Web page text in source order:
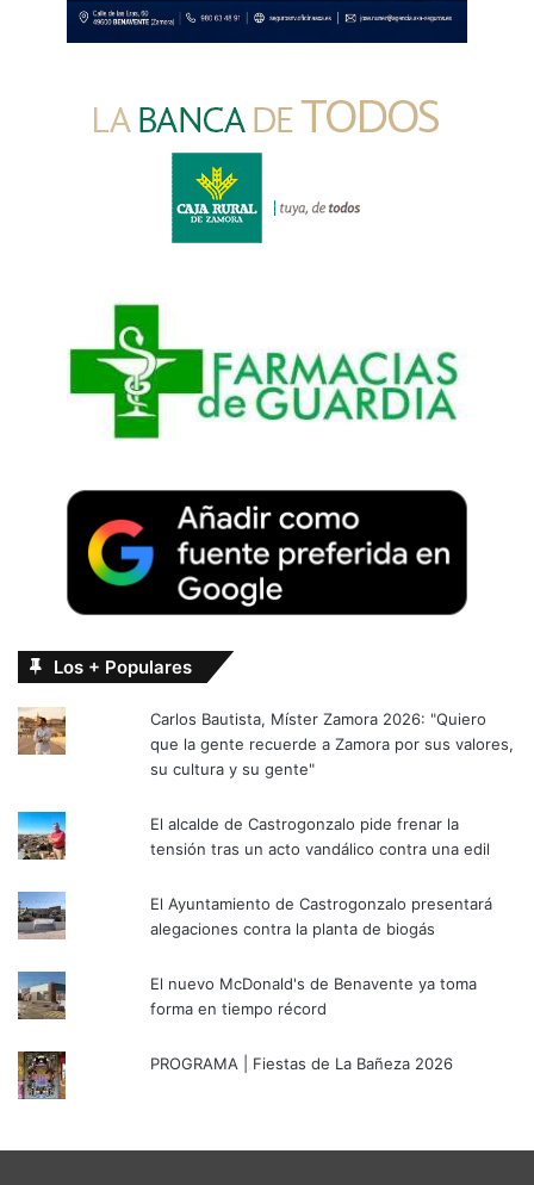
Los + Populares
Carlos Bautista, Míster Zamora 2026: "Quiero
que la gente recuerde a Zamora por sus valores,
su cultura y su gente"
El alcalde de Castrogonzalo pide frenar la
tensión tras un acto vandálico contra una edil
El Ayuntamiento de Castrogonzalo presentará
alegaciones contra la planta de biogás
El nuevo McDonald's de Benavente ya toma
forma en tiempo récord
PROGRAMA | Fiestas de La Bañeza 2026